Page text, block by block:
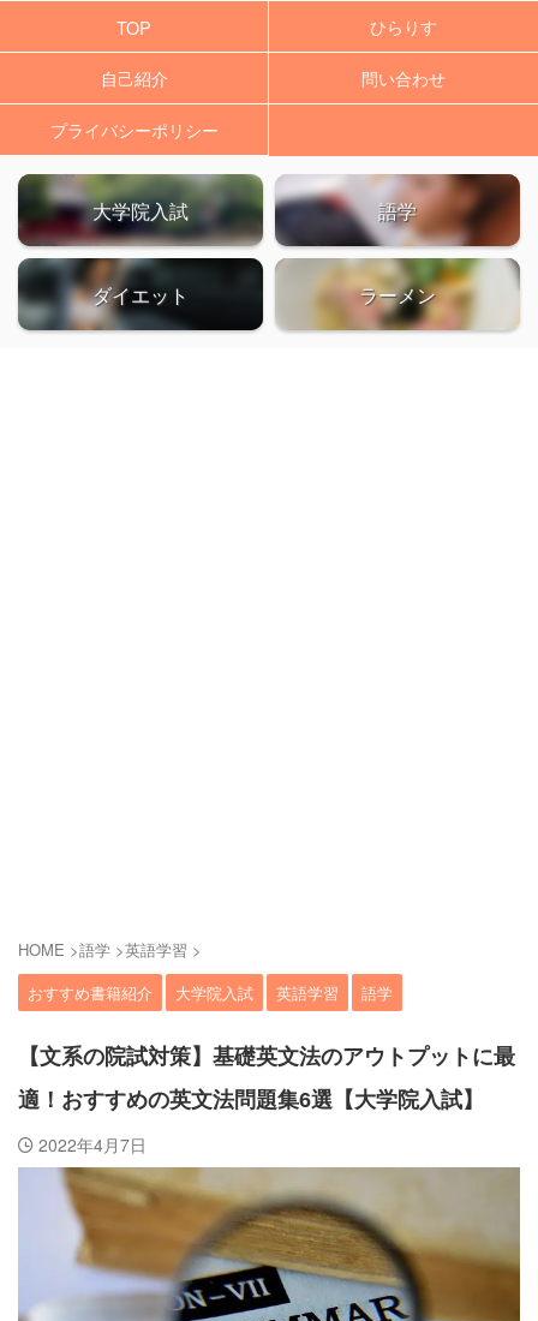
TOP ひらりす
自己紹介 問い合わせ
プライバシーポリシー
大学院入試 語学
ダイエット ラーメン
HOME >語学 >英語学習 >
おすすめ書籍紹介
大学院入試 英語学習 語学
【文系の院試対策】基礎英文法のアウトプットに最
適！おすすめの英文法問題集6選【大学院入試】
2022年4月7日